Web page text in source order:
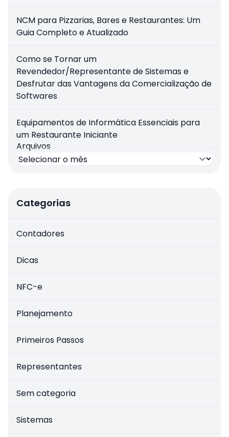
NCM para Pizzarias, Bares e Restaurantes: Um
Guia Completo e Atualizado
Como se Tornar um
Revendedor/Representante de Sistemas e
Desfrutar das Vantagens da Comercialização de
Softwares
Equipamentos de Informática Essenciais para
um Restaurante Iniciante
Arquivos
Categorias
Contadores
Dicas
NFC-e
Planejamento
Primeiros Passos
Representantes
Sem categoria
Sistemas